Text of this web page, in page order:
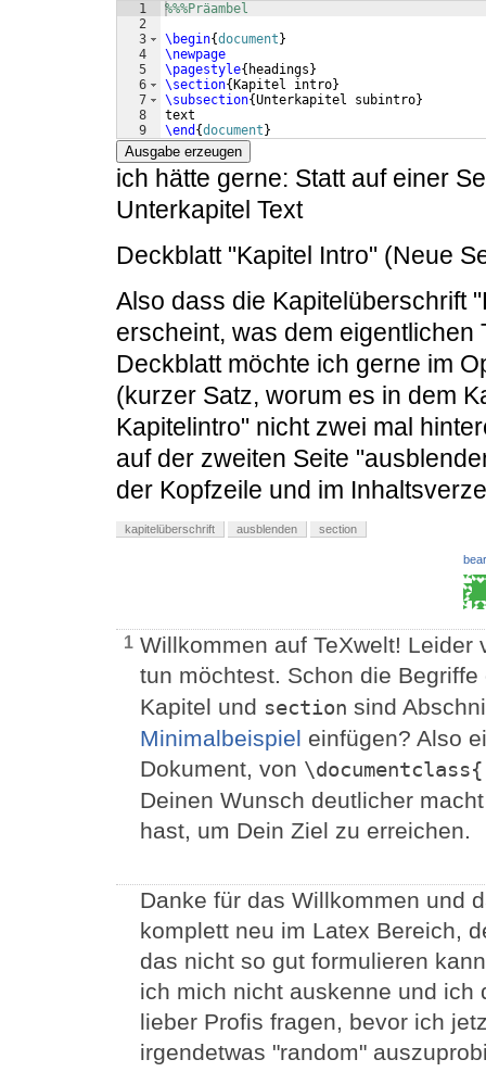
1
2
3
4
5
6
7
8
9
%%%Präambel
\begin{document }
\newpage
\pagestyle{ headings }
\section{ Kapitel intro}
\subsection{Unterkapitel subintro}
text
\end {document }
Ausgabe erzeugen
ich hätte gerne: Statt auf einer
Unterkapitel Text
Deckblatt "Kapitel Intro" (Neue
Also dass die Kapitelüberschrift
erscheint, was dem eigentlichen
Deckblatt möchte ich gerne im
(kurzer Satz, worum es in dem
Kapitelintro" nicht zwei mal
auf der zweiten Seite
der Kopfzeile und im
kapitelüberschrift ausblenden section
1 Willkommen auf TeXwelt!
tun möchtest. Schon die
Kapitel und section sind
Minimalbeispiel einfügen? Also
Dokument, von
Deinen Wunsch deutlicher
hast, um Dein Ziel zu erreichen.
Danke für das Willkommen und
komplett neu im Latex Bereich,
das nicht so gut formulieren
ich mich nicht auskenne und
lieber Profis fragen, bevor ich
irgendetwas "random"